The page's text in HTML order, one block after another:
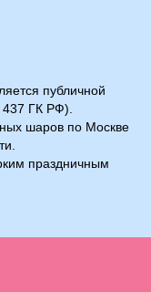
публичной
ГК РФ).
шаров по Москве
праздничным